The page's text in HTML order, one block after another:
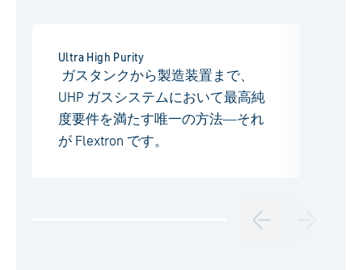
Ultra High Purity
ガスタンクから製造装置まで、
UHP ガスシステムにおいて最高純
度要件を満たす唯一の方法―それ
が Flextron です。